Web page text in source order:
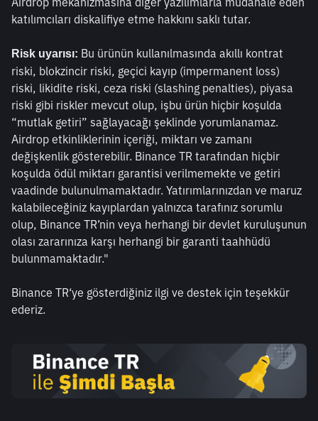
katılımcıları diskalifiye etme hakkını saklı tutar.
Risk uyarısı: Bu ürünün kullanılmasında akıllı kontrat
riski, blokzincir riski, geçici kayıp (impermanent loss)
riski, likidite riski, ceza riski (slashing penalties), piyasa
riski gibi riskler mevcut olup, işbu ürün hiçbir koşulda
“mutlak getiri” sağlayacağı şeklinde yorumlanamaz.
Airdrop etkinliklerinin içeriği, miktarı ve zamanı
değişkenlik gösterebilir. Binance TR tarafından hiçbir
koşulda ödül miktarı garantisi verilmemekte ve getiri
vaadinde bulunulmamaktadır. Yatırımlarınızdan ve maruz
kalabileceğiniz kayıplardan yalnızca tarafınız sorumlu
olup, Binance TR’nin veya herhangi bir devlet kuruluşunun
olası zararınıza karşı herhangi bir garanti taahhüdü
bulunmamaktadır."
Binance TR‘ye gösterdiğiniz ilgi ve destek için teşekkür
ederiz.